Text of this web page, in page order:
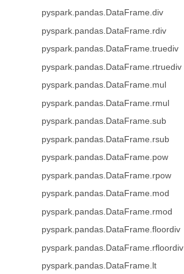
pyspark.pandas.DataFrame.div
pyspark.pandas.DataFrame.rdiv
pyspark.pandas.DataFrame.truediv
pyspark.pandas.DataFrame.rtruediv
pyspark.pandas.DataFrame.mul
pyspark.pandas.DataFrame.rmul
pyspark.pandas.DataFrame.sub
pyspark.pandas.DataFrame.rsub
pyspark.pandas.DataFrame.pow
pyspark.pandas.DataFrame.rpow
pyspark.pandas.DataFrame.mod
pyspark.pandas.DataFrame.rmod
pyspark.pandas.DataFrame.floordiv
pyspark.pandas.DataFrame.rfloordiv
pyspark.pandas.DataFrame.lt